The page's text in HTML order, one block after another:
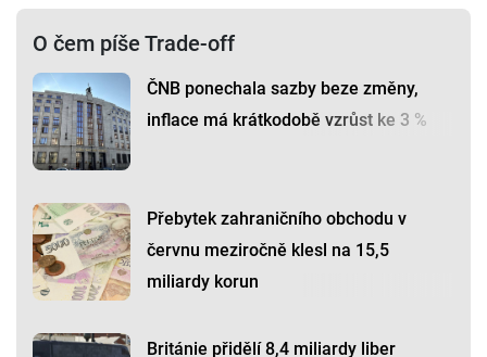
O čem píše Trade-off
ČNB ponechala sazby beze změny,
inflace má krátkodobě vzrůst ke 3 %
Přebytek zahraničního obchodu v
červnu meziročně klesl na 15,5
miliardy korun
Británie přidělí 8,4 miliardy liber